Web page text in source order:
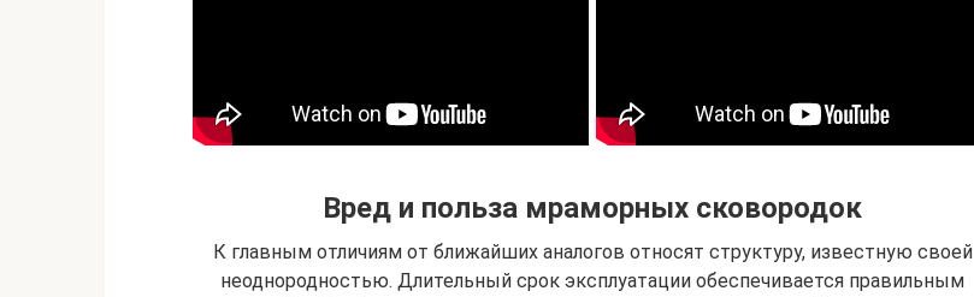
Вред и польза мраморных сковородок
К главным отличиям от ближайших аналогов относят структуру, известную своей
неоднородностью. Длительный срок эксплуатации обеспечивается правильным